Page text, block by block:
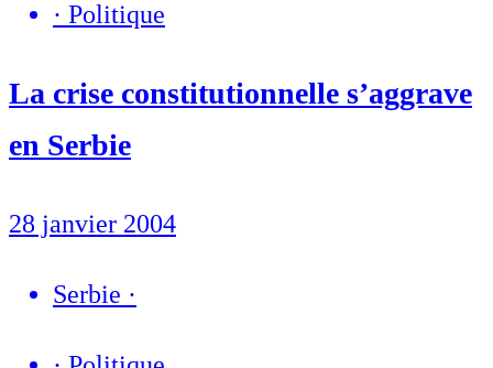
· Politique
La crise constitutionnelle s’aggrave
en Serbie
28 janvier 2004
Serbie ·